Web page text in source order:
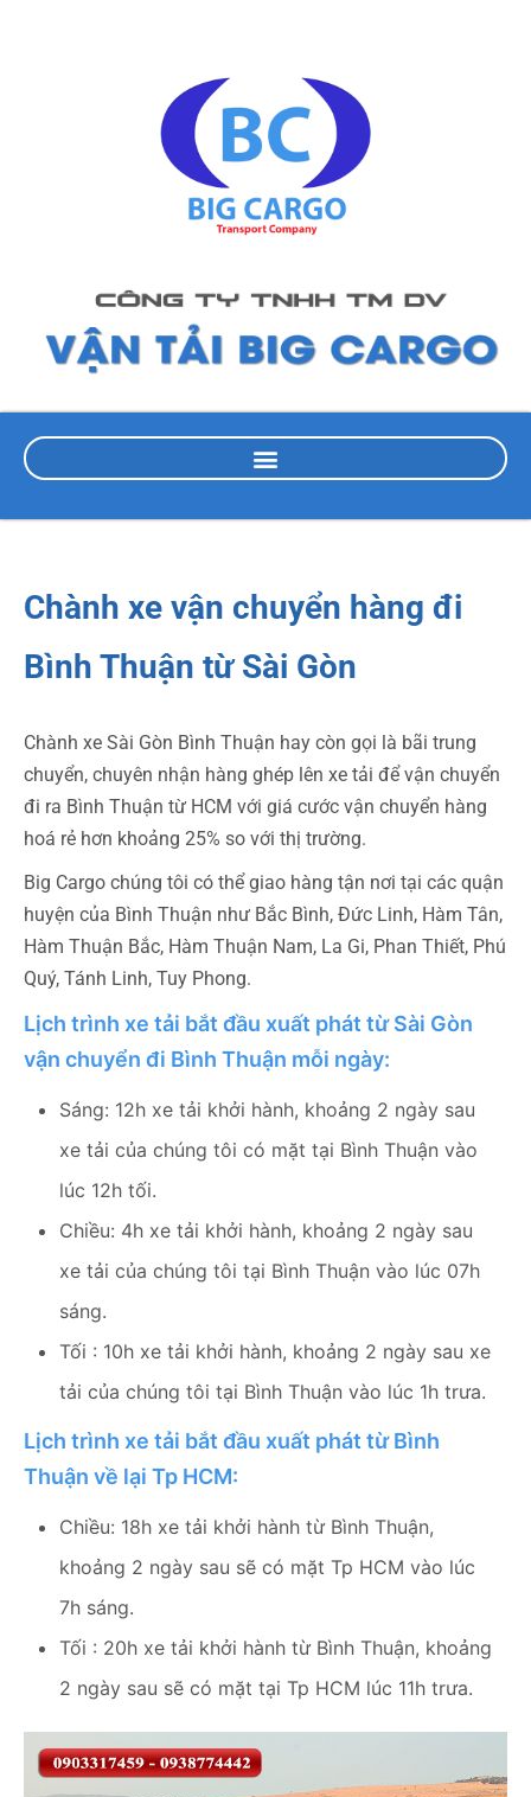
Chành xe vận chuyển hàng đi
Bình Thuận từ Sài Gòn
Chành xe Sài Gòn Bình Thuận hay còn gọi là bãi trung
chuyển, chuyên nhận hàng ghép lên xe tải để vận chuyển
đi ra Bình Thuận từ HCM với giá cước vận chuyển hàng
hoá rẻ hơn khoảng 25% so với thị trường.
Big Cargo chúng tôi có thể giao hàng tận nơi tại các quận
huyện của Bình Thuận như Bắc Bình, Đức Linh, Hàm Tân,
Hàm Thuận Bắc, Hàm Thuận Nam, La Gi, Phan Thiết, Phú
Quý, Tánh Linh, Tuy Phong.
Lịch trình xe tải bắt đầu xuất phát từ Sài Gòn
vận chuyển đi Bình Thuận mỗi ngày:
Sáng: 12h xe tải khởi hành, khoảng 2 ngày sau
xe tải của chúng tôi có mặt tại Bình Thuận vào
lúc 12h tối.
Chiều: 4h xe tải khởi hành, khoảng 2 ngày sau
xe tải của chúng tôi tại Bình Thuận vào lúc 07h
sáng.
Tối : 10h xe tải khởi hành, khoảng 2 ngày sau xe
tải của chúng tôi tại Bình Thuận vào lúc 1h trưa.
Lịch trình xe tải bắt đầu xuất phát từ Bình
Thuận về lại Tp HCM:
Chiều: 18h xe tải khởi hành từ Bình Thuận,
khoảng 2 ngày sau sẽ có mặt Tp HCM vào lúc
7h sáng.
Tối : 20h xe tải khởi hành từ Bình Thuận, khoảng
2 ngày sau sẽ có mặt tại Tp HCM lúc 11h trưa.